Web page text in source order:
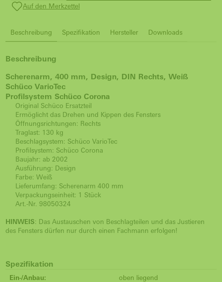
Auf den Merkzettel
Beschreibung Spezifikation Hersteller Downloads
Beschreibung
Scherenarm, 400 mm, Design, DIN Rechts, Weiß
Schüco VarioTec
Profilsystem Schüco Corona
Original Schüco Ersatzteil
Ermöglicht das Drehen und Kippen des Fensters
Öffnungsrichtungen: Rechts
Traglast: 130 kg
Beschlagsystem: Schüco VarioTec
Profilsystem: Schüco Corona
Baujahr: ab 2002
Ausführung: Design
Farbe: Weiß
Lieferumfang: Scherenarm 400 mm
Verpackungseinheit: 1 Stück
Art.-Nr. 98050324
HINWEIS: Das Austauschen von Beschlagteilen und das Justieren
des Fensters dürfen nur durch einen Fachmann erfolgen!
Spezifikation
Ein-/Anbau: oben liegend